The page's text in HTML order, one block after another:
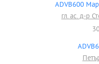
ADVB600
гл. ас. д-р